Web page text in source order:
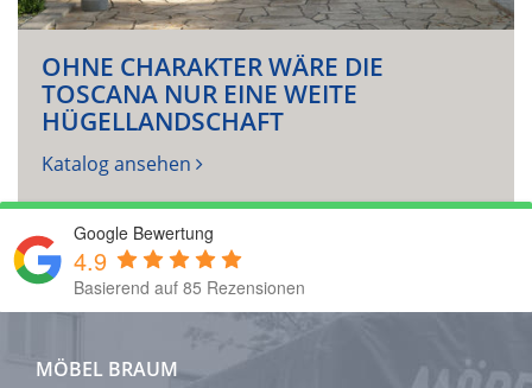
OHNE CHARAKTER WÄRE DIE
TOSCANA NUR EINE WEITE
HÜGELLANDSCHAFT
Katalog ansehen
Google Bewertung
4.9
Basierend auf 85 Rezensionen
MÖBEL BRAUM